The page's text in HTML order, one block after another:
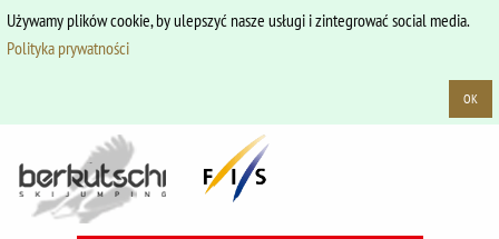
Używamy plików cookie, by ulepszyć nasze usługi i zintegrować social media.
Polityka prywatności
OK